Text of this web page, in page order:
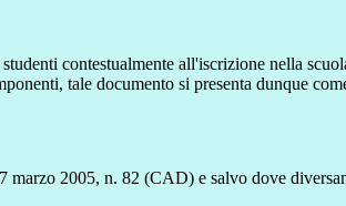
contestualmente all'iscrizione nella
tale documento si presenta dunque
2005, n. 82 (CAD) e salvo dove